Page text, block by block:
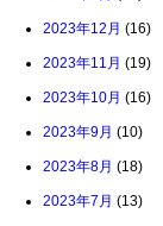
2023年12月 (16)
2023年11月 (19)
2023年10月 (16)
2023年9月 (10)
2023年8月 (18)
2023年7月 (13)